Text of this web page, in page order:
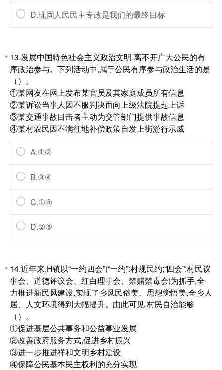
D.现固人民民主专政是我们的最终目标
* 13.发展中国特色社会主义政治文明,离不开广大公民的有
序政治参与。下列活动中,属于公民有序参与政治生活的是
（）。
①某网友在网上发布某官员及其家庭成员所有信息
②某诉讼当事人因不服判决而向上级法院提起上诉
③某交通事故目击者主动为交管部门提供事故信息
④某村农民因不满征地补偿政策自发上街游行示威
A.①②
B.③④
C.①④
D.②③
* 14.近年来,H镇以“一约四会”(“一约”:村规民约;“四会”:村民议
事会、道德评议会、红白理事会、禁赌禁毒会)为抓手,全
力推进新民风建设,实现了乡风民俗美、思想觉悟美,全乡人
居、人文环境得到大幅提升。由此可见,村民自治能够
（）。
①促进基层公共事务和公益事业发展
②改善政府服务方式,促进乡村振兴
③进一步推进祥和文明乡村建设
④保障公民基本民主权利的充分实现